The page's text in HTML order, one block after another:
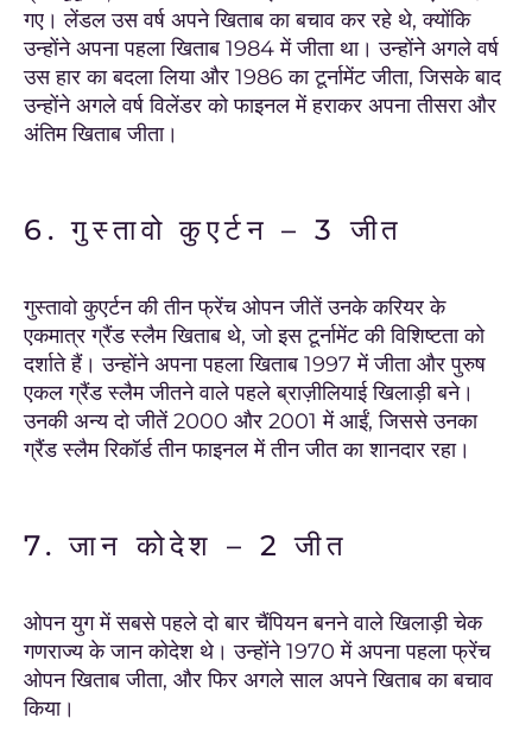
गए। लेंडल उस वर्ष अपने खिताब का बचाव कर रहे थे, क्योंकि
उन्होंने अपना पहला खिताब 1984 में जीता था। उन्होंने अगले वर्ष
उस हार का बदला लिया और 1986 का टूर्नामेंट जीता, जिसके बाद
उन्होंने अगले वर्ष विलेंडर को फाइनल में हराकर अपना तीसरा और
अंतिम खिताब जीता।
6. गुस्तावो कुएर्टन – 3 जीत
गुस्तावो कुएर्टन की तीन फ्रेंच ओपन जीतें उनके करियर के
एकमात्र ग्रैंड स्लैम खिताब थे, जो इस टूर्नामेंट की विशिष्टता को
दर्शाते हैं। उन्होंने अपना पहला खिताब 1997 में जीता और पुरुष
एकल ग्रैंड स्लैम जीतने वाले पहले ब्राज़ीलियाई खिलाड़ी बने।
उनकी अन्य दो जीतें 2000 और 2001 में आईं, जिससे उनका
ग्रैंड स्लैम रिकॉर्ड तीन फाइनल में तीन जीत का शानदार रहा।
7. जान कोदेश – 2 जीत
ओपन युग में सबसे पहले दो बार चैंपियन बनने वाले खिलाड़ी चेक
गणराज्य के जान कोदेश थे। उन्होंने 1970 में अपना पहला फ्रेंच
ओपन खिताब जीता, और फिर अगले साल अपने खिताब का बचाव
किया।